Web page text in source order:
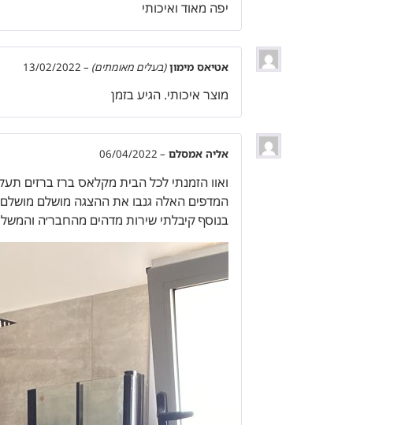
יפה מאוד ואיכותי
אטיאס מימון(בעלים מאומתים) –
13/02/2022
מוצר איכותי. הגיע בזמן
אליה אמסלם –
06/04/2022
ואוו הזמנתי לכל הבית מקלאס ברז ברזים
המדפים האלה גנבו את ההצגה מושלם מושלם
בנוסף קיבלתי שירות מדהים מהחבר׳ה